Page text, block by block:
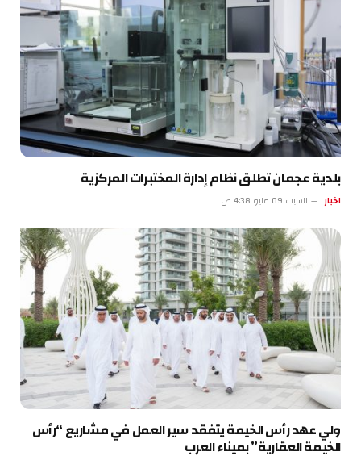
بلدية عجمان تطلق نظام إدارة المختبرات المركزية
اخبار السبت 09 مايو 4:38 ص
ولي عهد رأس الخيمة يتفقد سير العمل في مشاريع “رأس
الخيمة العقارية” بميناء العرب